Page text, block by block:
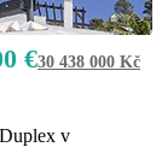
€30 438 000 Kč
v